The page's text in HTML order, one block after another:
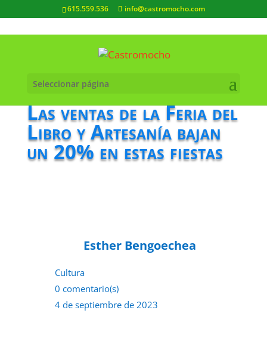
615.559.536 info@castromocho.com
Seleccionar página
Las ventas de la Feria del
Libro y Artesanía bajan
un 20% en estas fiestas
Esther Bengoechea
Cultura
0 comentario(s)
4 de septiembre de 2023